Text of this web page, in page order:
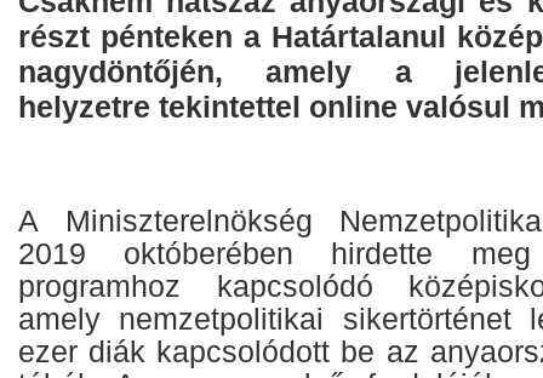
részt pénteken a Határtalanul
nagydöntőjén, amely a
helyzetre tekintettel online valósul
A Miniszterelnökség
2019 októberében hirdette
programhoz kapcsolódó
amely nemzetpolitikai
ezer diák kapcsolódott be az